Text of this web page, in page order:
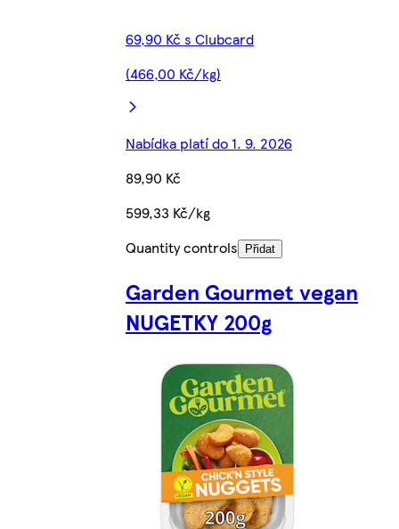
69,90 Kč s Clubcard
(466,00 Kč/kg)
Nabídka platí do 1. 9. 2026
89,90 Kč
599,33 Kč/kg
Quantity controls
Přidat
Garden Gourmet vegan
NUGETKY 200g